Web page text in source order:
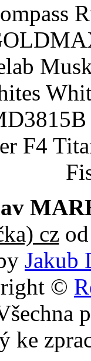
F4
czod
Jakub
©
ke